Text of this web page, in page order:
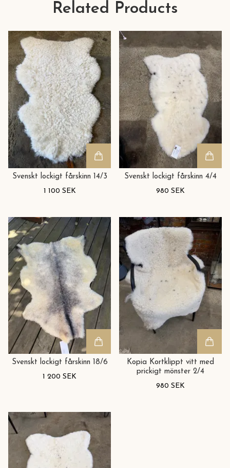
Related Products
Svenskt lockigt fårskinn 14/3
1 100 SEK
Svenskt lockigt fårskinn 4/4
980 SEK
Svenskt lockigt fårskinn 18/6
1 200 SEK
Kopia Kortklippt vitt med
prickigt mönster 2/4
980 SEK